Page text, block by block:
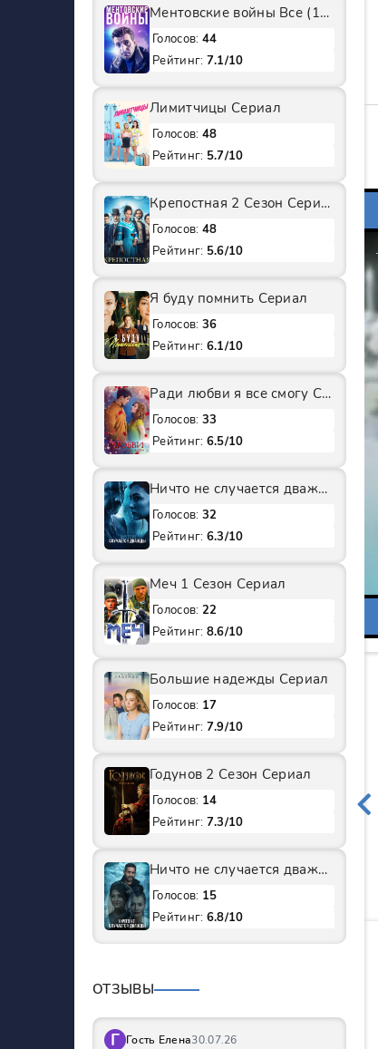
Ментовские войны Все (1-11 Сезоны) подряд Сериал
Голосов: 44
Рейтинг: 7.1/10
Лимитчицы Сериал
Голосов: 48
Рейтинг: 5.7/10
Крепостная 2 Сезон Сериал
Голосов: 48
Рейтинг: 5.6/10
Я буду помнить Сериал
Голосов: 36
Рейтинг: 6.1/10
Ради любви я все смогу Сериал
Голосов: 33
Рейтинг: 6.5/10
Ничто не случается дважды 2 Сезон Сериал
Голосов: 32
Рейтинг: 6.3/10
Меч 1 Сезон Сериал
Голосов: 22
Рейтинг: 8.6/10
Большие надежды Сериал
Голосов: 17
Рейтинг: 7.9/10
Годунов 2 Сезон Сериал
Голосов: 14
Рейтинг: 7.3/10
Ничто не случается дважды 1 Сезон Сериал
Голосов: 15
Рейтинг: 6.8/10
ОТЗЫВЫ
Г Гость Елена30.07.26